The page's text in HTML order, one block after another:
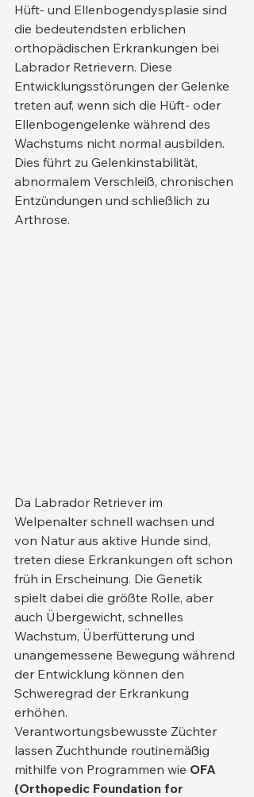
Hüft- und Ellenbogendysplasie sind
die bedeutendsten erblichen
orthopädischen Erkrankungen bei
Labrador Retrievern. Diese
Entwicklungsstörungen der Gelenke
treten auf, wenn sich die Hüft- oder
Ellenbogengelenke während des
Wachstums nicht normal ausbilden.
Dies führt zu Gelenkinstabilität,
abnormalem Verschleiß, chronischen
Entzündungen und schließlich zu
Arthrose.
Da Labrador Retriever im
Welpenalter schnell wachsen und
von Natur aus aktive Hunde sind,
treten diese Erkrankungen oft schon
früh in Erscheinung. Die Genetik
spielt dabei die größte Rolle, aber
auch Übergewicht, schnelles
Wachstum, Überfütterung und
unangemessene Bewegung während
der Entwicklung können den
Schweregrad der Erkrankung
erhöhen.
Verantwortungsbewusste Züchter
lassen Zuchthunde routinemäßig
mithilfe von Programmen wie OFA
(Orthopedic Foundation for